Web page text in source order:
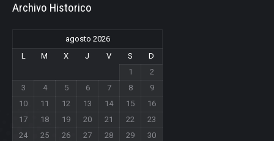
Archivo Historico
agosto 2026
L
M X J V S
D
1
2
3
4 5 6 7 8
9
10
11 12 13 14 15
16
17
18 19 20 21 22
23
24
25 26 27 28 29
30